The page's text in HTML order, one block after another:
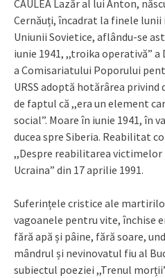
CAULEA Lazăr al lui Anton,
Cernăuți, încadrat la finele lunii
Uniunii Sovietice, aflându-se
iunie 1941, ,,troika operativă”
a Comisariatului Poporului
URSS adoptă hotărârea
de faptul că ,,era un element
social”. Moare în iunie 1941, în
ducea spre Siberia. Reabilitat
,,Despre reabilitarea
Ucraina” din 17 aprilie 1991.
Suferințele cristice ale
vagoanele pentru vite, închise
fără apă și pâine, fără soare,
mândrul și nevinovatul fiu al
subiectul poeziei ,,Trenul